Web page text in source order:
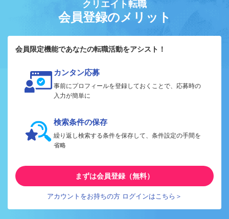
クリエイト転職
会員登録のメリット
会員限定機能であなたの転職活動をアシスト！
カンタン応募
事前にプロフィールを登録しておくことで、応募時の
入力が簡単に
検索条件の保存
繰り返し検索する条件を保存して、条件設定の手間を
省略
まずは会員登録（無料）
アカウントをお持ちの方 ログインはこちら＞